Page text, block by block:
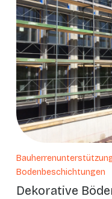
Bodenbeschichtungen
Dekorative